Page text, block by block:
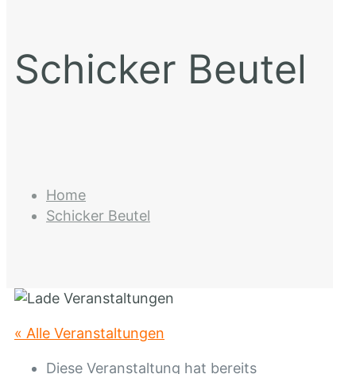
Schicker Beutel
Home
Schicker Beutel
« Alle Veranstaltungen
Diese Veranstaltung hat bereits